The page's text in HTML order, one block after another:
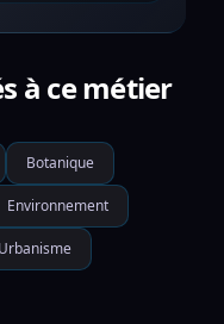
à ce métier
Botanique
Environnement
Urbanisme